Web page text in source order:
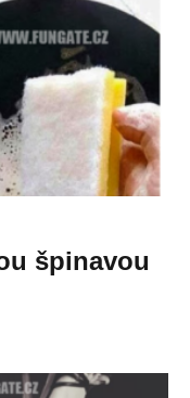
špinavou